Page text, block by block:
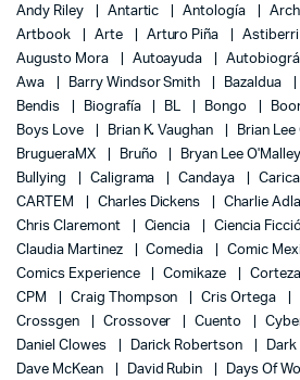
Andy Riley
Antartic Antología
Artbook
Arte Arturo Piña Astiberri
Augusto Mora
Autoayuda
Awa
Barry Windsor Smith Bazaldua
Bendis
Biografía BL Bongo
Boys Love
Brian K. Vaughan Brian
BrugueraMX
Bruño Bryan Lee O'Malley
Bullying
Caligrama Candaya
CARTEM
Charles Dickens Charlie
Chris Claremont
Ciencia Ciencia
Claudia Martinez
Comedia
Comic
Comics Experience
Comikaze Corteza
CPM
Craig Thompson Cris Ortega
Crossgen
Crossover Cuento
Daniel Clowes
Darick Robertson
Dave McKean
David Rubin
Days Of